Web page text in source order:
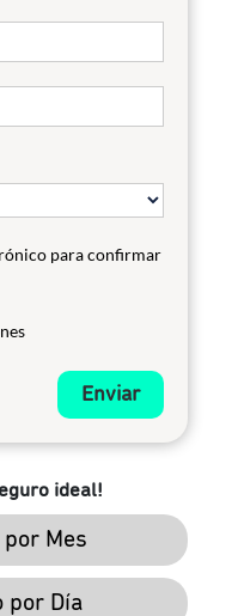
para confirmar
Enviar
ideal!
Mes
por Día